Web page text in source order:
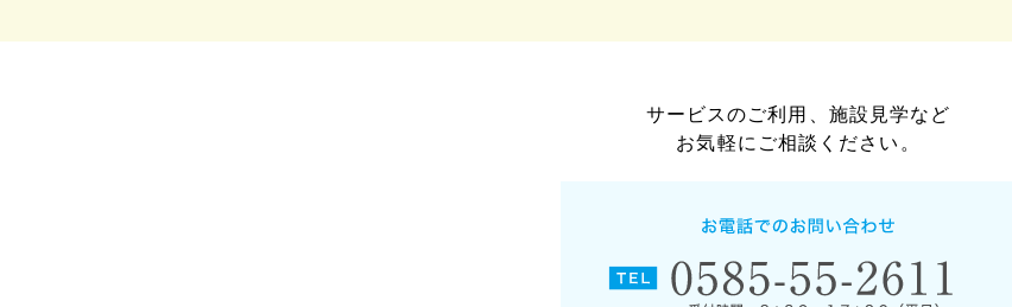
サービスのご利用、施設見学など
お気軽にご相談ください。